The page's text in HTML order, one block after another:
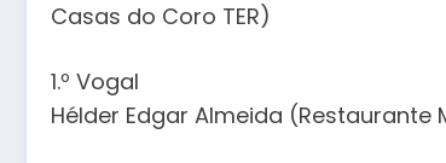
Casas do Coro TER)
1.º Vogal
Hélder Edgar Almeida (Restaurante